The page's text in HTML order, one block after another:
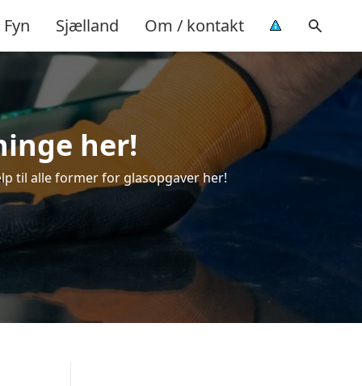
Fyn Sjælland Om / kontakt
her!
til alle former for glasopgaver her!